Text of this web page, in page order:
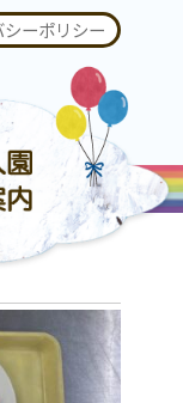
ーポリシー